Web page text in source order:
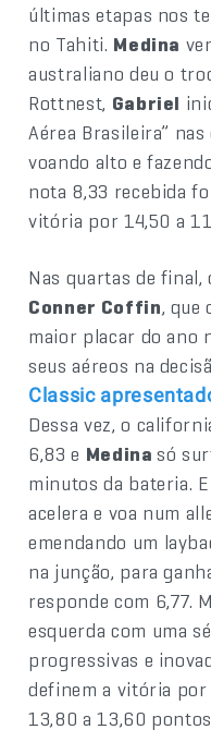
últimas etapas nos
no Tahiti. Medina
australiano deu o
Rottnest, Gabriel
Aérea Brasileira”
voando alto e
nota 8,33 recebida
vitória por 14,50 a
Nas quartas de
Conner Coffin, que
maior placar do ano
seus aéreos na
Classic
Dessa vez, o
6,83 e Medinasó
minutos da bateria.
acelera e voa num
emendando um
na junção, para
responde com 6,77.
esquerda com uma
progressivas e
definem a vitória por
13,80 a 13,60